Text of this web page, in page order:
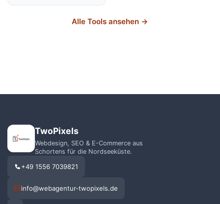
Alle Tools ansehen →
TwoPixels
Webdesign, SEO & E-Commerce aus
Schortens für die Nordseeküste.
+49 1556 7039821
info@webagentur-twopixels.de